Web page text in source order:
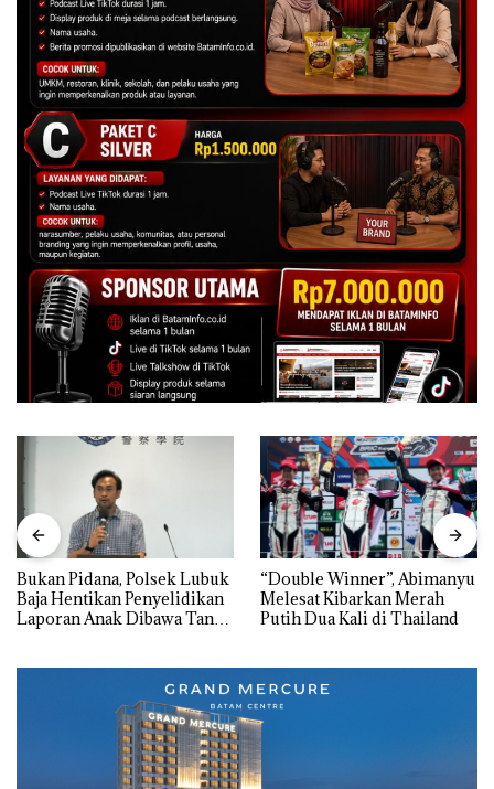
Bukan Pidana, Polsek Lubuk
Baja Hentikan Penyelidikan
Laporan Anak Dibawa Tanpa
“Double Winner”, Abimanyu
Melesat Kibarkan Merah
Putih Dua Kali di Thailand